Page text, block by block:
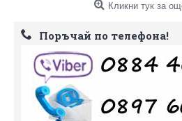
Кликни тук за
Поръчай по телефона!